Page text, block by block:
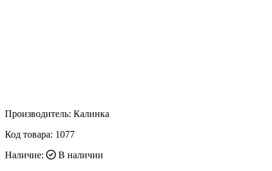
Производитель: Калинка
Код товара: 1077
Наличие:
В наличии